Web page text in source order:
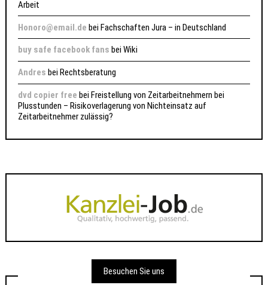
Arbeit
Honoro@email.de beiFachschaften Jura – in Deutschland
buy safe facebook fans beiWiki
Andres beiRechtsberatung
dvd copier free beiFreistellung von Zeitarbeitnehmern bei
Plusstunden – Risikoverlagerung von Nichteinsatz auf
Zeitarbeitnehmer zulässig?
Besuchen Sie uns